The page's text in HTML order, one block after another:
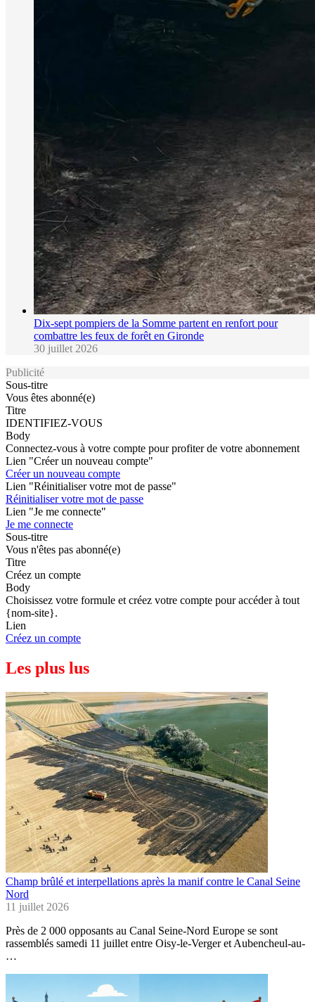
Dix-sept pompiers de la Somme partent en renfort pour
combattre les feux de forêt en Gironde
30 juillet 2026
Publicité
Sous-titre
Vous êtes abonné(e)
Titre
IDENTIFIEZ-VOUS
Body
Connectez-vous à votre compte pour profiter de votre abonnement
Lien "Créer un nouveau compte"
Créer un nouveau compte
Lien "Réinitialiser votre mot de passe"
Réinitialiser votre mot de passe
Lien "Je me connecte"
Je me connecte
Sous-titre
Vous n'êtes pas abonné(e)
Titre
Créez un compte
Body
Choisissez votre formule et créez votre compte pour accéder à tout
{nom-site}.
Lien
Créez un compte
Les plus lus
Champ brûlé et interpellations après la manif contre le Canal Seine
Nord
11 juillet 2026
Près de 2 000 opposants au Canal Seine-Nord Europe se sont
rassemblés samedi 11 juillet entre Oisy-le-Verger et Aubencheul-au-
…